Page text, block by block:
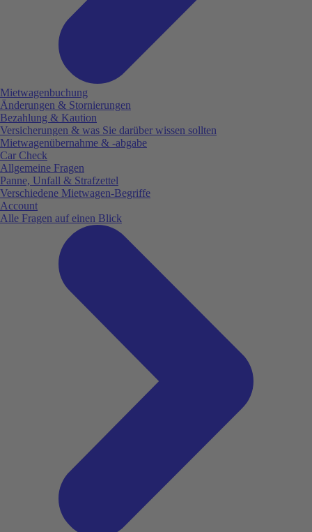
Mietwagenbuchung
Änderungen & Stornierungen
Bezahlung & Kaution
Versicherungen & was Sie darüber wissen sollten
Mietwagenübernahme & -abgabe
Car Check
Allgemeine Fragen
Panne, Unfall & Strafzettel
Verschiedene Mietwagen-Begriffe
Account
Alle Fragen auf einen Blick